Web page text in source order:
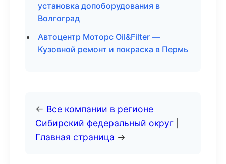
установка допоборудования в
Волгоград
Автоцентр Моторс Oil&Filter —
Кузовной ремонт и покраска в Пермь
← Все компании в регионе
Сибирский федеральный округ
Главная страница →